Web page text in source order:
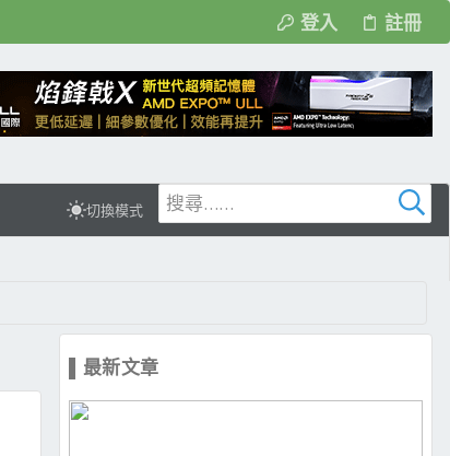
登入 註冊
切換模式
▌最新文章